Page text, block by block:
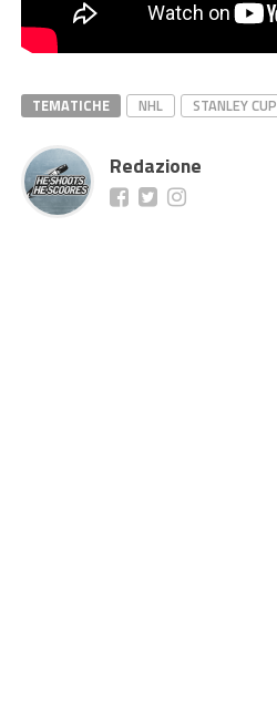
TEMATICHE NHL STANLEY CUP
Redazione